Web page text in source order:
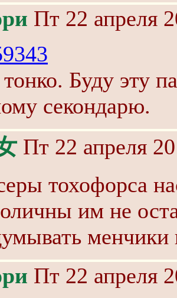
Пт 22 апреля
Буду эту
секондарю.
Пт 22 апреля
тохофорса
им не
менчики
Пт 22 апреля